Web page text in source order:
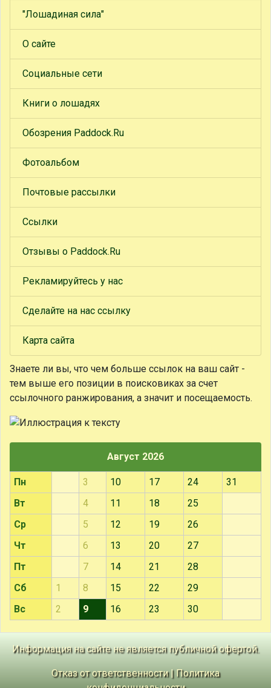
"Лошадиная сила"
О сайте
Социальные сети
Книги о лошадях
Обозрения Paddock.Ru
Фотоальбом
Почтовые рассылки
Ссылки
Отзывы о Paddock.Ru
Рекламируйтесь у нас
Сделайте на нас ссылку
Карта сайта
Знаете ли вы, что чем больше ссылок на ваш сайт -
тем выше его позиции в поисковиках за счет
ссылочного ранжирования, а значит и посещаемость.
Август 2026
Пн 3 10 17 24
31
Вт
4 11 18
25
Ср
5 12 19
26
Чт
6 13 20
27
Пт
7 14 21
28
Сб
1 8 15 22
29
Вс
2 9 16 23 30
Информация на сайте не является публичной офертой.
Отказ от ответственности| Политика